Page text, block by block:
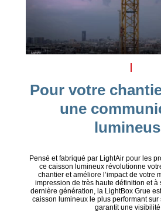
Pour votre
une
Pensé et fabriqué par LightAir pour les
ce caisson lumineux révolutionne
chantier et améliore l’impact de votre
impression de très haute définition et à
dernière génération, la LightBox Grue
caisson lumineux le plus performant sur
garantit une